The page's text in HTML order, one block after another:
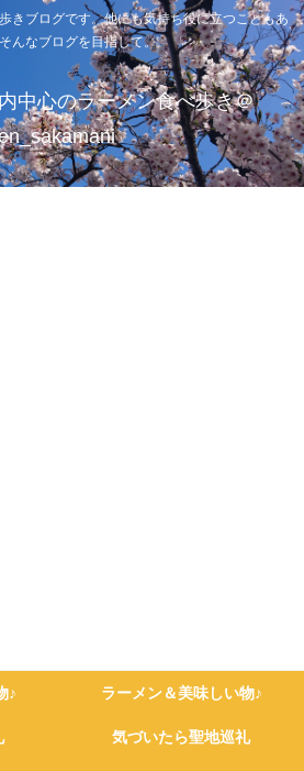
きブログです。他にも気持ち役に立つこともあ
んなブログを目指して。
中心のラーメン食べ歩き＠
♪ ラーメン＆美味しい物♪
気づいたら聖地巡礼